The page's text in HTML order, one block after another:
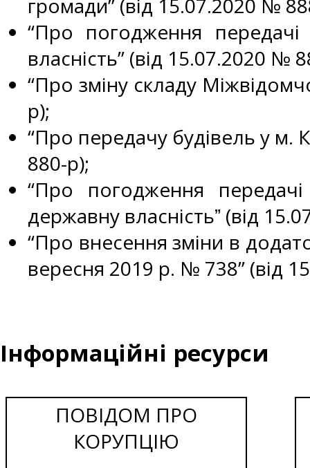
громади” (від 15.07.2020 №
“Про погодження
власність” (від 15.07.2020 №
“Про зміну складу
р);
“Про передачу будівель у м.
880-р);
“Про погодження
державну власністьˮ (від
“Про внесення зміни в
вересня 2019 р. № 738” (від
Інформаційні ресурси
ПОВІДОМ ПРО
КОРУПЦІЮ